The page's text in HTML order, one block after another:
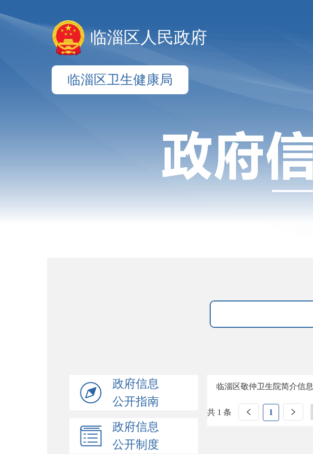
临淄区人民政府
临淄区卫生健康局
政府信息
公开指南
政府信息
公开制度
临淄区敬仲卫生院简介信息
共 1 条 1